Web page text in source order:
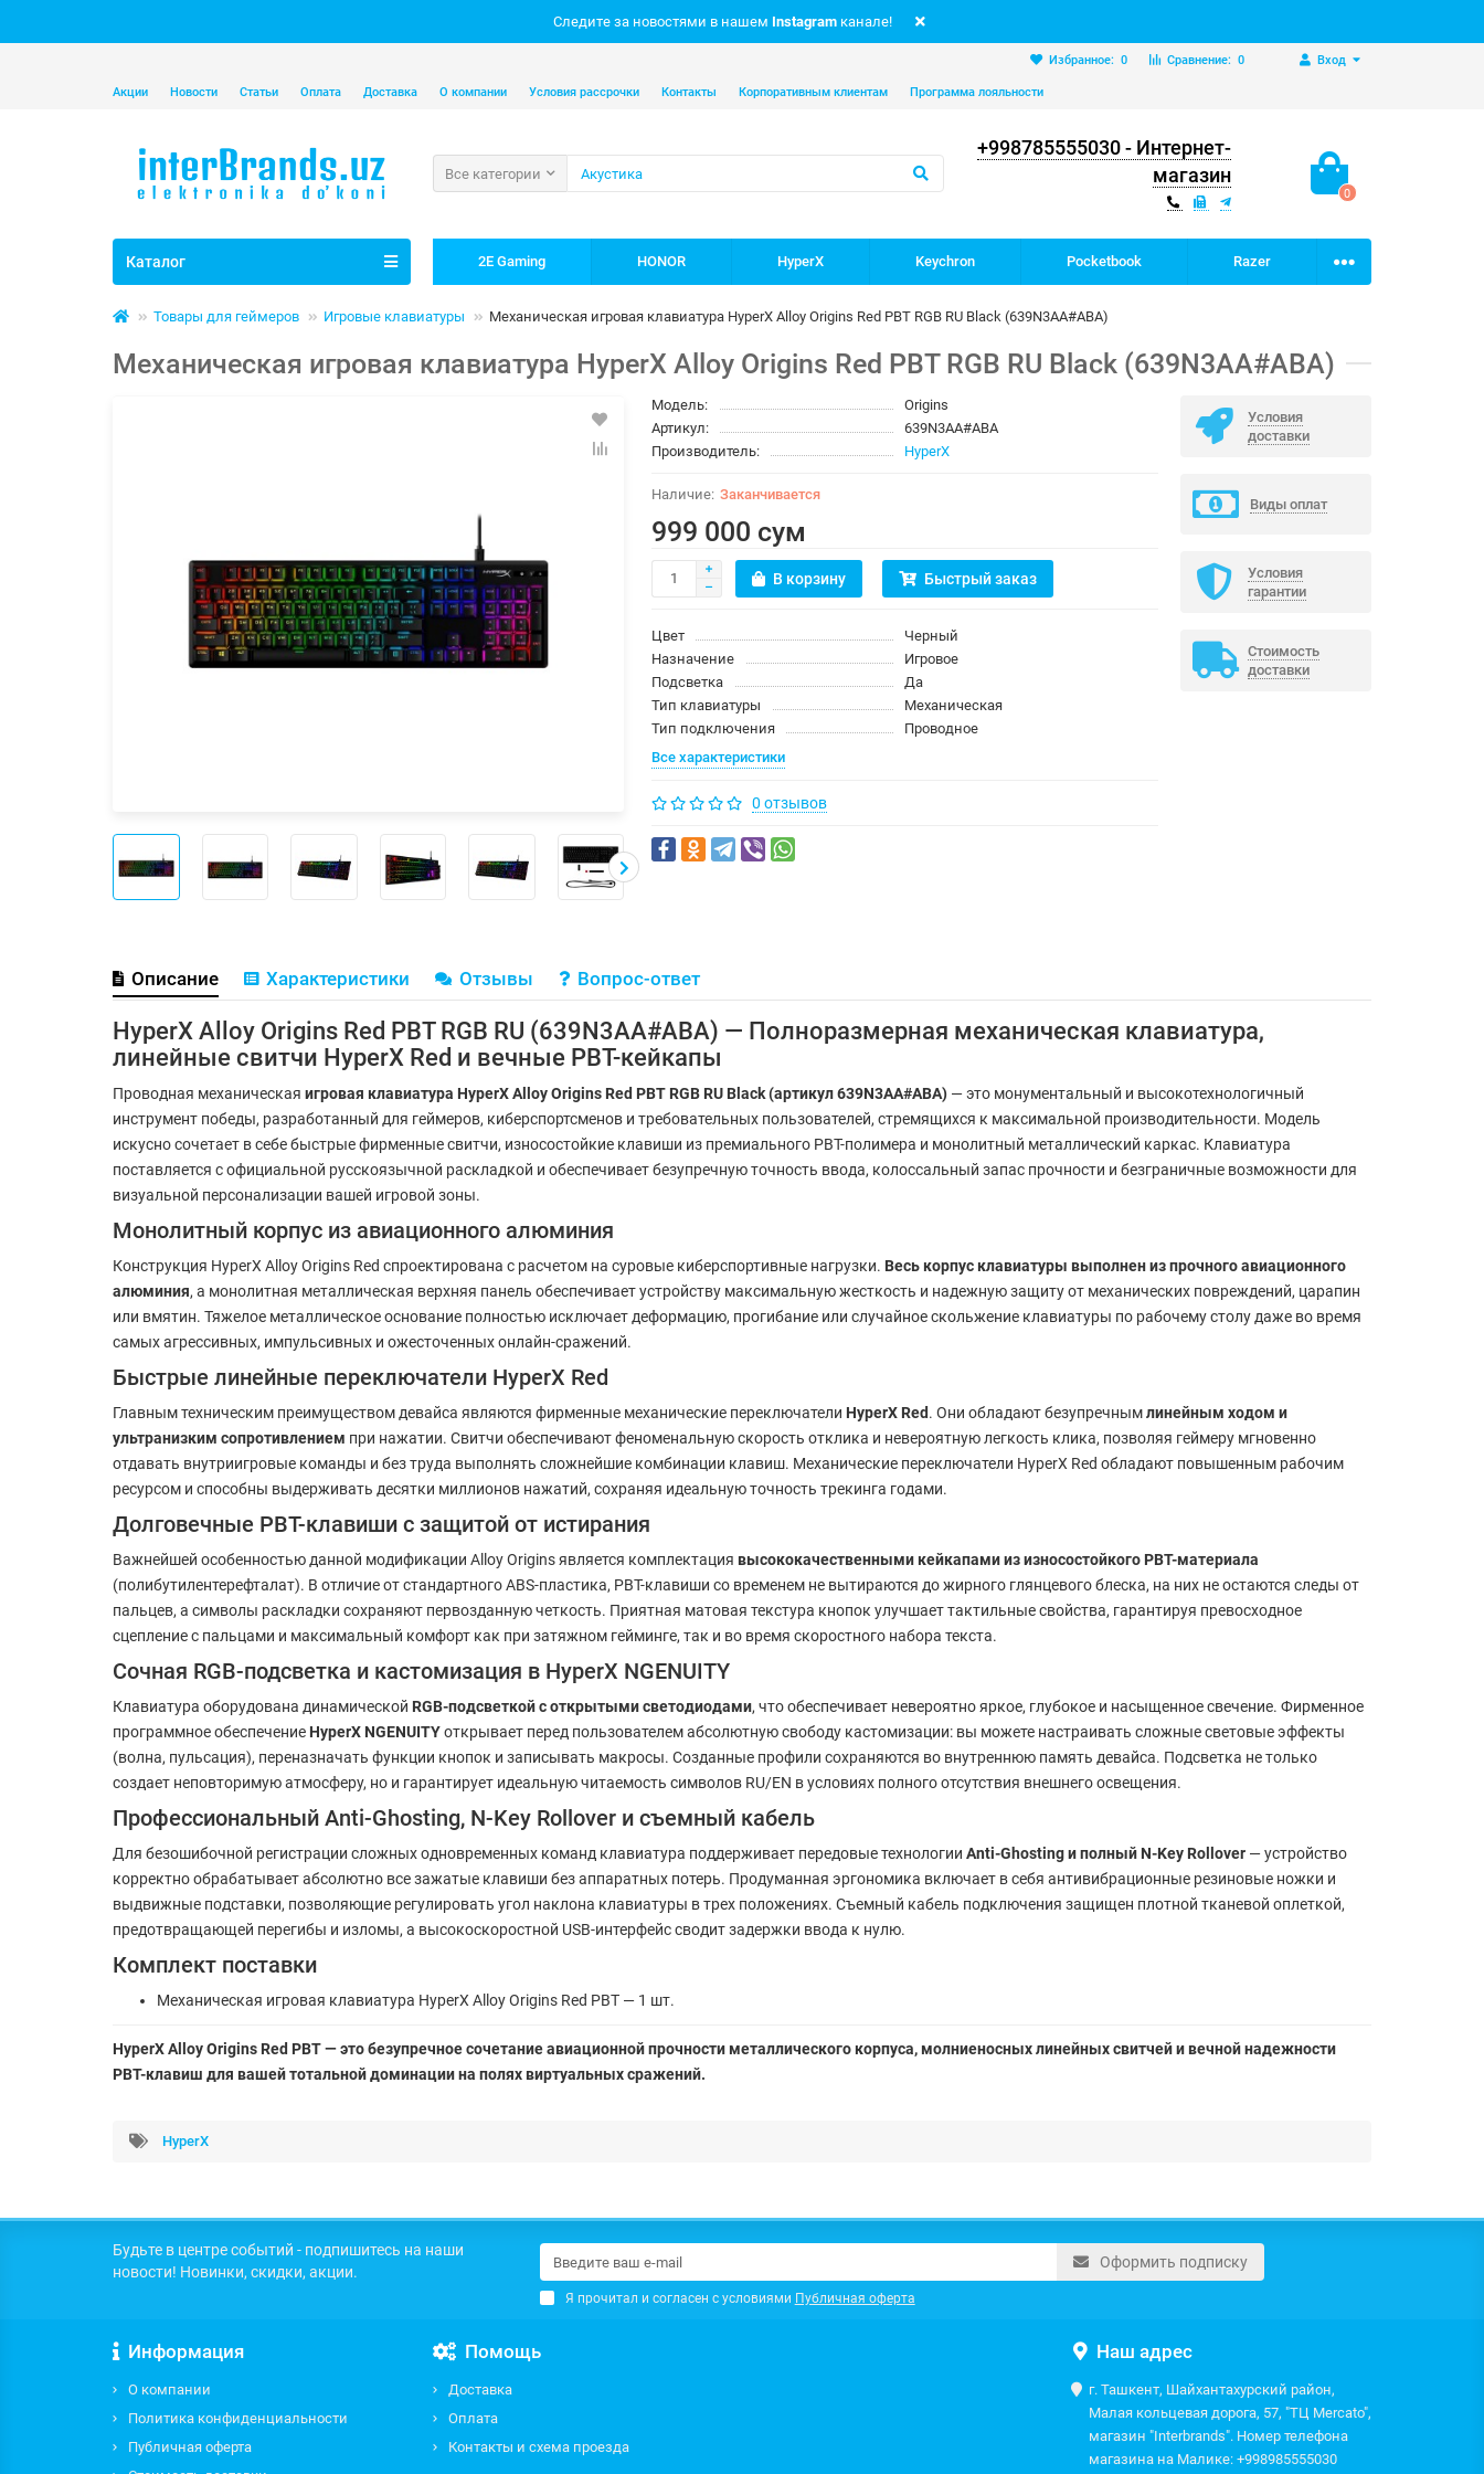
Следите за новостями в нашем Instagram канале!
Вход
Сравнение: 0
Избранное: 0
Акции Новости Статьи Оплата Доставка О компании Условия рассрочки Контакты Корпоративным клиентам Программа лояльности
+998785555030 - Интернет-
магазин
0
Все категории
Каталог 2E Gaming HONOR HyperX Keychron Pocketbook Razer
Товары для геймеров Игровые клавиатуры Механическая игровая клавиатура HyperX Alloy Origins Red PBT RGB RU Black (639N3AA#ABA)
Механическая игровая клавиатура HyperX Alloy Origins Red PBT RGB RU Black (639N3AA#ABA)
Модель:
Origins
Артикул:
639N3AA#ABA
Производитель:
HyperX
Заканчивается
999 000 сум
В корзину Быстрый заказ
Цвет
Черный
Назначение
Игровое
Подсветка
Да
Тип клавиатуры
Механическая
Тип подключения
Проводное
Все характеристики
0 отзывов
Условия
доставки
Виды оплат
Условия
гарантии
Стоимость
доставки
Описание Характеристики Отзывы Вопрос-ответ
HyperX Alloy Origins Red PBT RGB RU (639N3AA#ABA) — Полноразмерная механическая клавиатура,
линейные свитчи HyperX Red и вечные PBT-кейкапы
Проводная механическая игровая клавиатура HyperX Alloy Origins Red PBT RGB RU Black (артикул 639N3AA#ABA) — это монументальный и высокотехнологичный
инструмент победы, разработанный для геймеров, киберспортсменов и требовательных пользователей, стремящихся к максимальной производительности. Модель
искусно сочетает в себе быстрые фирменные свитчи, износостойкие клавиши из премиального PBT-полимера и монолитный металлический каркас. Клавиатура
поставляется с официальной русскоязычной раскладкой и обеспечивает безупречную точность ввода, колоссальный запас прочности и безграничные возможности для
визуальной персонализации вашей игровой зоны.
Монолитный корпус из авиационного алюминия
Конструкция HyperX Alloy Origins Red спроектирована с расчетом на суровые киберспортивные нагрузки. Весь корпус клавиатуры выполнен из прочного авиационного
алюминия, а монолитная металлическая верхняя панель обеспечивает устройству максимальную жесткость и надежную защиту от механических повреждений, царапин
или вмятин. Тяжелое металлическое основание полностью исключает деформацию, прогибание или случайное скольжение клавиатуры по рабочему столу даже во время
самых агрессивных, импульсивных и ожесточенных онлайн-сражений.
Быстрые линейные переключатели HyperX Red
Главным техническим преимуществом девайса являются фирменные механические переключатели HyperX Red. Они обладают безупречнымлинейным ходом и
ультранизким сопротивлением при нажатии. Свитчи обеспечивают феноменальную скорость отклика и невероятную легкость клика, позволяя геймеру мгновенно
отдавать внутриигровые команды и без труда выполнять сложнейшие комбинации клавиш. Механические переключатели HyperX Red обладают повышенным рабочим
ресурсом и способны выдерживать десятки миллионов нажатий, сохраняя идеальную точность трекинга годами.
Долговечные PBT-клавиши с защитой от истирания
Важнейшей особенностью данной модификации Alloy Origins является комплектация высококачественными кейкапами из износостойкого PBT-материала
(полибутилентерефталат). В отличие от стандартного ABS-пластика, PBT-клавиши со временем не вытираются до жирного глянцевого блеска, на них не остаются следы от
пальцев, а символы раскладки сохраняют первозданную четкость. Приятная матовая текстура кнопок улучшает тактильные свойства, гарантируя превосходное
сцепление с пальцами и максимальный комфорт как при затяжном гейминге, так и во время скоростного набора текста.
Сочная RGB-подсветка и кастомизация в HyperX NGENUITY
Клавиатура оборудована динамической RGB-подсветкой с открытыми светодиодами, что обеспечивает невероятно яркое, глубокое и насыщенное свечение. Фирменное
программное обеспечение HyperX NGENUITYоткрывает перед пользователем абсолютную свободу кастомизации: вы можете настраивать сложные световые эффекты
(волна, пульсация), переназначать функции кнопок и записывать макросы. Созданные профили сохраняются во внутреннюю память девайса. Подсветка не только
создает неповторимую атмосферу, но и гарантирует идеальную читаемость символов RU/EN в условиях полного отсутствия внешнего освещения.
Профессиональный Anti-Ghosting, N-Key Rollover и съемный кабель
Для безошибочной регистрации сложных одновременных команд клавиатура поддерживает передовые технологии Anti-Ghosting и полный N-Key Rollover — устройство
корректно обрабатывает абсолютно все зажатые клавиши без аппаратных потерь. Продуманная эргономика включает в себя антивибрационные резиновые ножки и
выдвижные подставки, позволяющие регулировать угол наклона клавиатуры в трех положениях. Съемный кабель подключения защищен плотной тканевой оплеткой,
предотвращающей перегибы и изломы, а высокоскоростной USB-интерфейс сводит задержки ввода к нулю.
Комплект поставки
Механическая игровая клавиатура HyperX Alloy Origins Red PBT — 1 шт.
HyperX Alloy Origins Red PBT — это безупречное сочетание авиационной прочности металлического корпуса, молниеносных линейных свитчей и вечной надежности
PBT-клавиш для вашей тотальной доминации на полях виртуальных сражений.
HyperX
Будьте в центре событий - подпишитесь на наши
новости! Новинки, скидки, акции.
Оформить подписку
Я прочитал и согласен с условиями Публичная оферта
Информация
О компании
Политика конфиденциальности
Публичная оферта
Помощь
Доставка
Оплата
Контакты и схема проезда
Наш адрес
г. Ташкент, Шайхантахурский район,
Малая кольцевая дорога, 57, "ТЦ Mercato",
магазин "Interbrands". Номер телефона
магазина на Малике: +998985555030